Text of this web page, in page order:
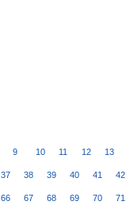
9 10 11 12 13
37 38 39 40 41 42
66 67 68 69 70 71